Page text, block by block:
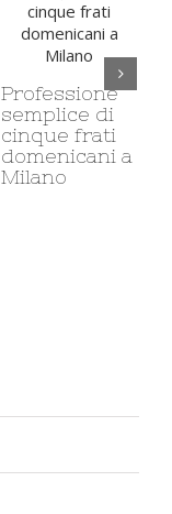
Professione
semplice di
cinque frati
domenicani a
Milano